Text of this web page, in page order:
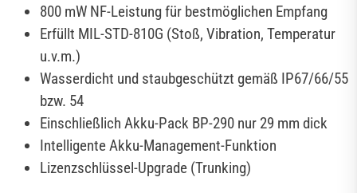
800 mW NF-Leistung für bestmöglichen Empfang
Erfüllt MIL-STD-810G (Stoß, Vibration, Temperatur
u.v.m.)
Wasserdicht und staubgeschützt gemäß IP67/66/55
bzw. 54
Einschließlich Akku-Pack BP-290 nur 29 mm dick
Intelligente Akku-Management-Funktion
Lizenzschlüssel-Upgrade (Trunking)